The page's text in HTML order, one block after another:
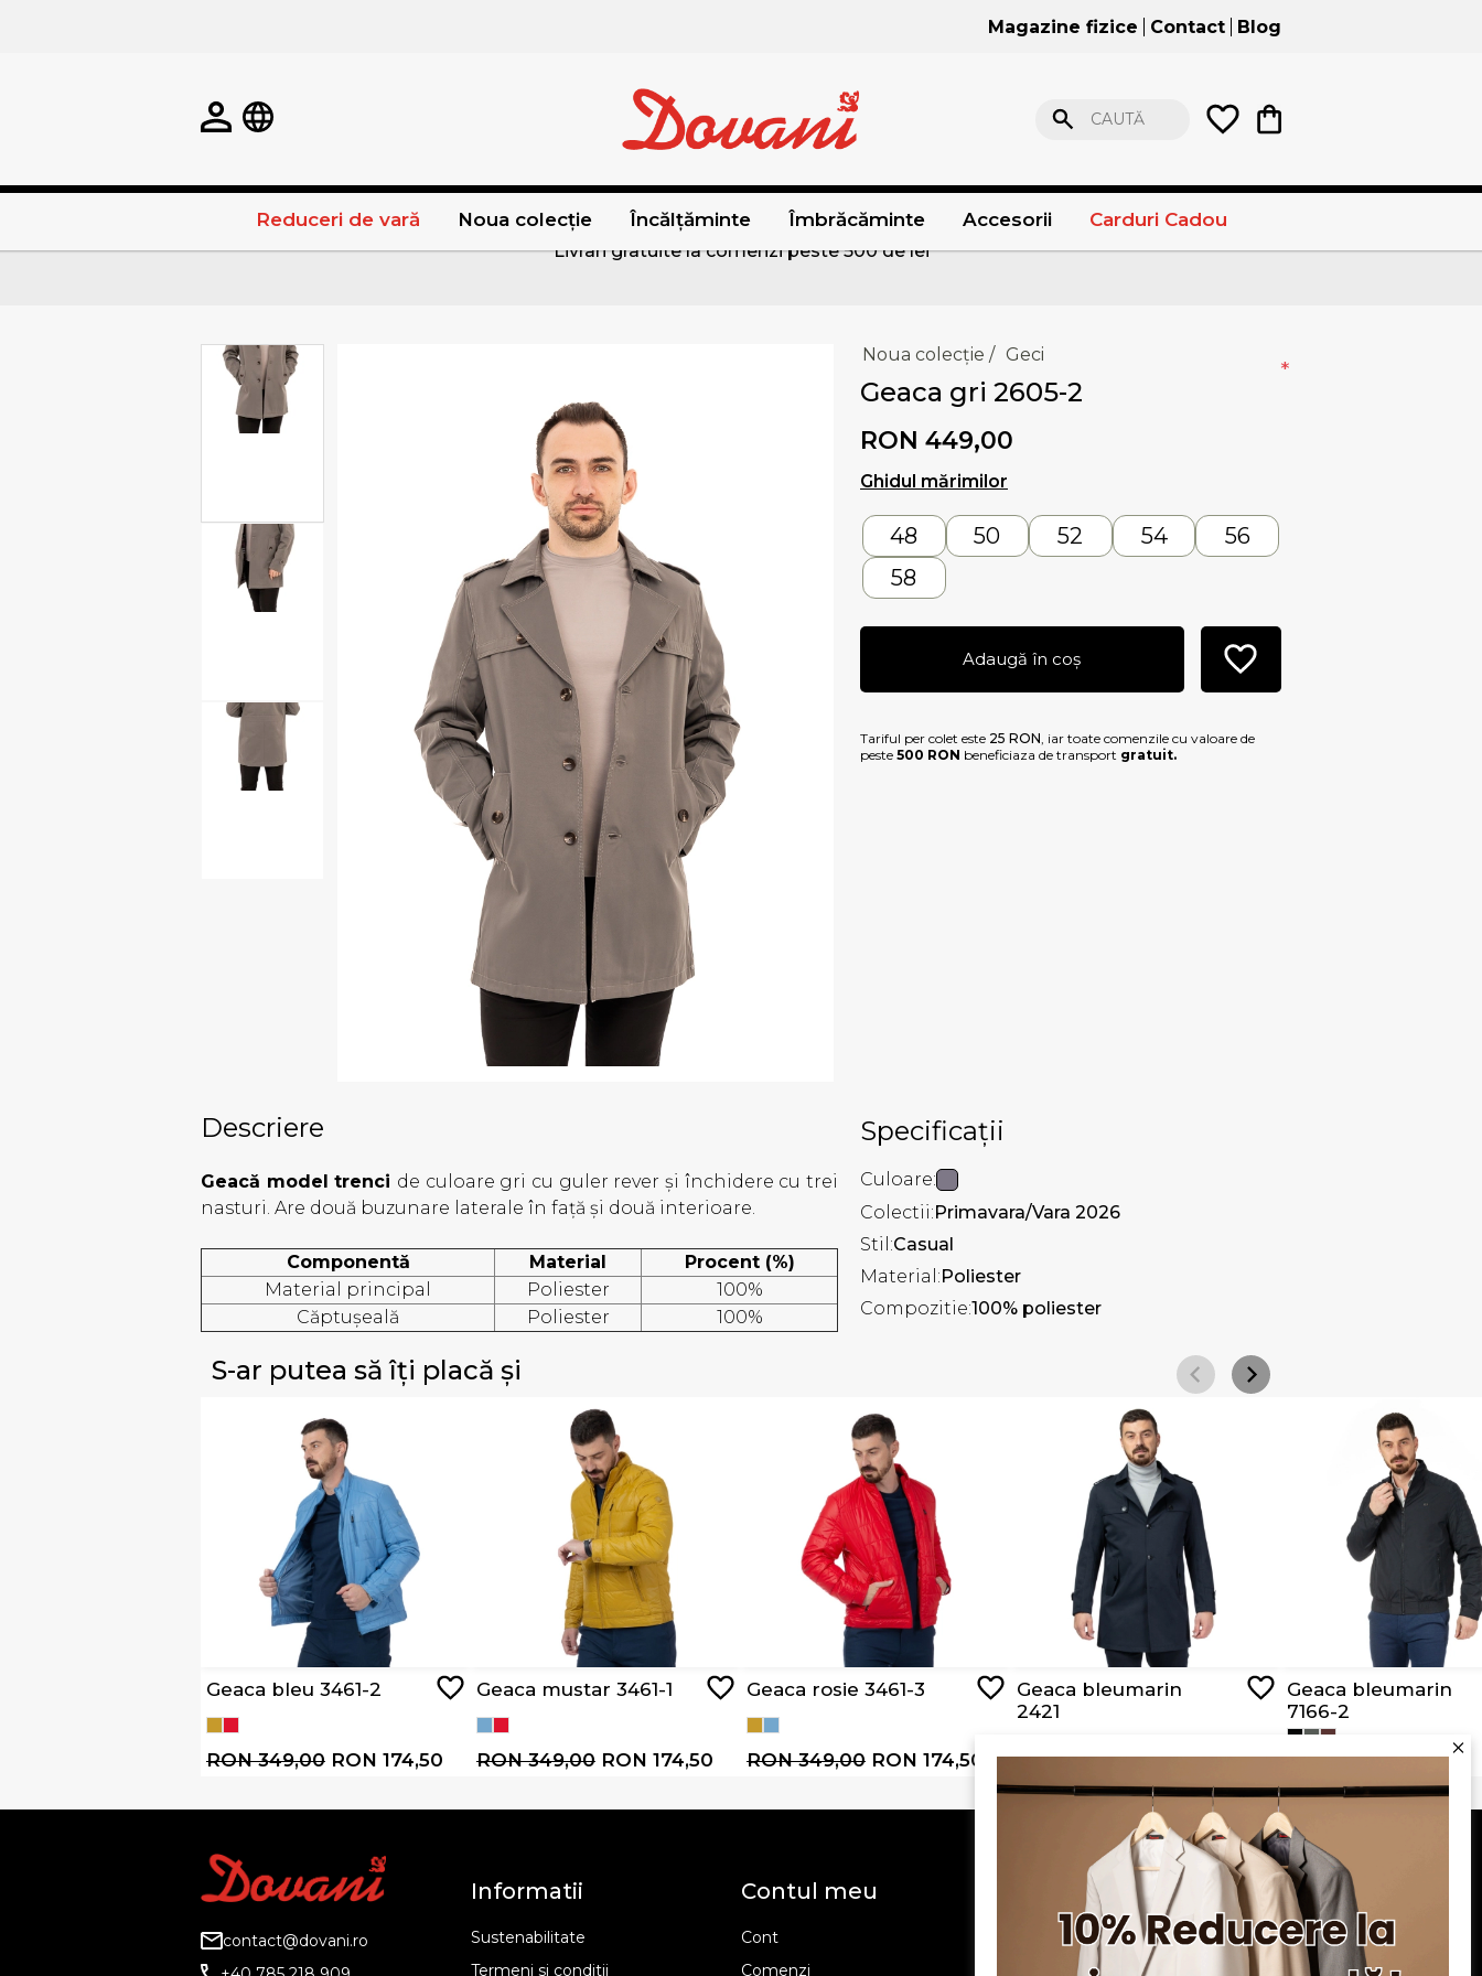
Magazine fizice Contact Blog
CAUTĂ
Reduceri de vară Noua colecție Încălțăminte Îmbrăcăminte Accesorii Carduri Cadou
Livrari gratuite la comenzi peste 500 de lei
Noua colecție / Geci
Geaca gri 2605-2
RON 449,00
Ghidul mărimilor
*
48 50 52 54
56
58
Adaugă în coș
Tariful per colet este 25 RON , iar toate comenzile cu valoare de
peste 500 RON beneficiaza de transport gratuit.
Descriere
Geacă model trenci de culoare gri cu guler rever și închidere cu trei
nasturi. Are două buzunare laterale în față și două interioare.
Componentă Material
Procent (%)
Material principal
Poliester
100%
Căptușeală
Poliester 100%
Specificații
Culoare:
Colectii:Primavara/Vara 2026
Stil:Casual
Material:Poliester
Compozitie:100% poliester
S-ar putea să îți placă și
Geaca bleu 3461-2
RON 349,00 RON 174,50
Geaca mustar 3461-1
RON 349,00 RON 174,50
Geaca rosie 3461-3
RON 349,00 RON 174,50
Geaca bleumarin
2421
RON 449,00
Geaca bleumarin
7166-2
RON 279,00
contact@dovani.ro
Informatii
Sustenabilitate
Termeni si conditii
Contul meu
Cont
Comenzi
Serviciu clienți
Apariții în presă